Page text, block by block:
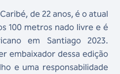
de 22 anos, é o atual
100 metros nado livre e é
em Santiago 2023.
embaixador dessa edição
e uma responsabilidade